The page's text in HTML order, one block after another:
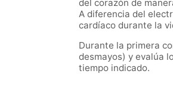
del corazón de
A diferencia del
cardíaco durante la
Durante la primera
desmayos) y evalúa
tiempo indicado.